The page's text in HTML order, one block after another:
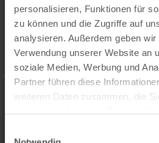
personalisieren, Funktionen für
zu können und die Zugriffe auf
analysieren. Außerdem geben
Verwendung unserer Website an
soziale Medien, Werbung und
Partner führen diese
weiteren Daten zusammen, die